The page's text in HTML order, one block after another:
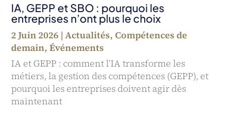
IA, GEPP et SBO : pourquoi les
entreprises n’ont plus le choix
2 Juin 2026 |Actualités,Compétences de
demain,Événements
IA et GEPP : comment l’IA transforme les
métiers, la gestion des compétences (GEPP), et
pourquoi les entreprises doivent agir dès
maintenant